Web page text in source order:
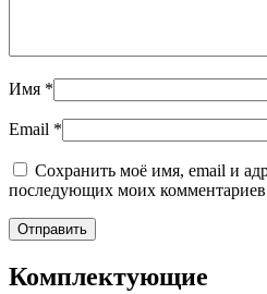
Имя *
Email *
Сохранить моё имя, email и
последующих моих
Комплектующие